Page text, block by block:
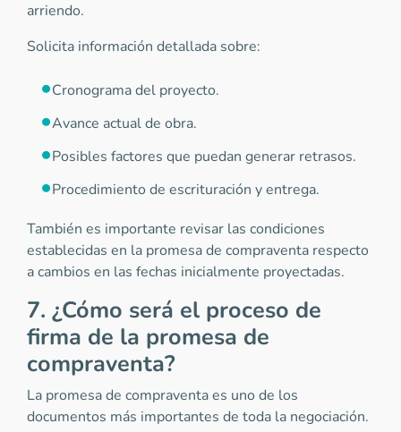
arriendo.
Solicita información detallada sobre:
Cronograma del proyecto.
Avance actual de obra.
Posibles factores que puedan generar retrasos.
Procedimiento de escrituración y entrega.
También es importante revisar las condiciones
establecidas en la promesa de compraventa respecto
a cambios en las fechas inicialmente proyectadas.
7. ¿Cómo será el proceso de
firma de la promesa de
compraventa?
La promesa de compraventa es uno de los
documentos más importantes de toda la negociación.